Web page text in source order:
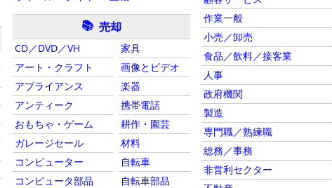
📚 売却
CD／DVD／VH
アート・クラフト
アプライアンス
アンティーク
おもちゃ・ゲーム
ガレージセール
コンピューター
コンピュータ部品
家具
画像とビデオ
楽器
携帯電話
耕作・園芸
材料
自転車
自転車部品
作業一般
小売／卸売
食品／飲料／接客業
人事
政府機関
製造
専門職／熟練職
総務／事務
非営利セクター